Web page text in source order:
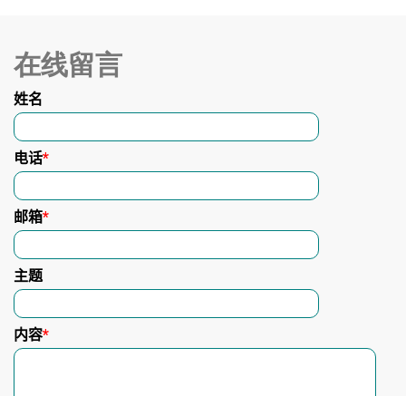
在线留言
姓名
电话*
邮箱*
主题
内容*